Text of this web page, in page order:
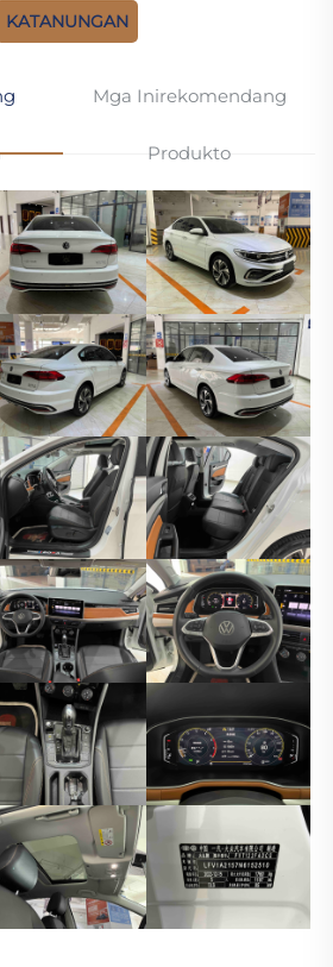
KATANUNGAN
Mga Inirekomendang
Produkto